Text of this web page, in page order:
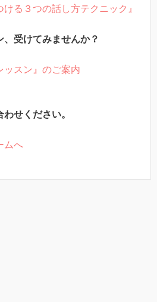
ける３つの話し方テクニック』
、受けてみませんか？
ッスン』のご案内
せください。
ムへ